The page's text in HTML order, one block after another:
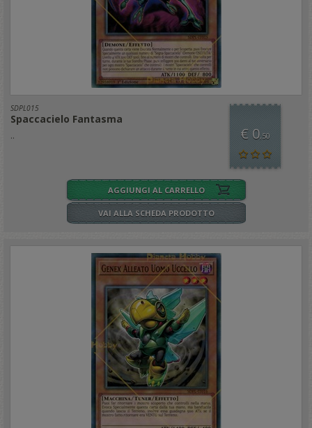
SDPL015
Spaccacielo Fantasma
.. € 0,50
AGGIUNGI AL CARRELLO
VAI ALLA SCHEDA PRODOTTO